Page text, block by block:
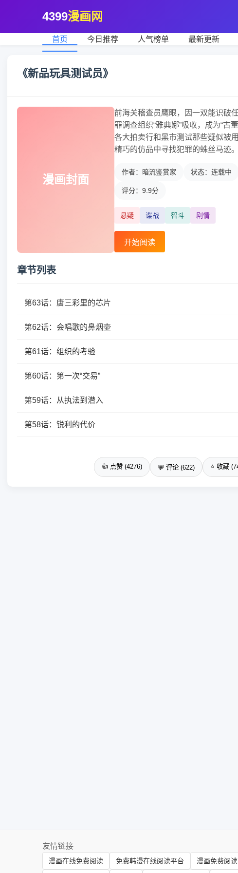
4399漫画网
首页 今日推荐 人气榜单 最新更新
《新品玩具测试员》
漫画封面
前海关稽查员鹰眼，因一双能识破
罪调查组织“雅典娜”吸收，成为“古
各大拍卖行和黑市测试那些疑似被
精巧的仿品中寻找犯罪的蛛丝马迹。
作者：暗流鉴赏家 状态：连载中
评分：9.9分
悬疑 谍战 智斗 剧情
开始阅读
章节列表
第63话：唐三彩里的芯片
第62话：会唱歌的鼻烟壶
第61话：组织的考验
第60话：第一次“交易”
第59话：从执法到潜入
第58话：锐利的代价
👍 点赞 (4276) 💬 评论 (622) ⭐ 收藏
友情链接
漫画在线免费阅读 免费韩漫在线阅读平台 漫画免费阅